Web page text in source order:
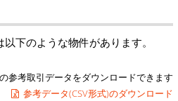
下のような物件があります。
参考取引データをダウンロードできます
参考データ(CSV形式)のダウンロード